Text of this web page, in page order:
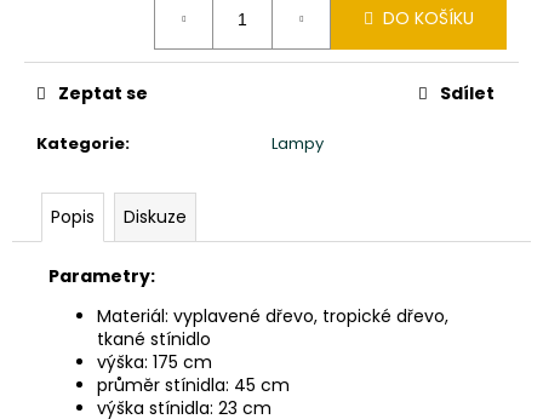
DO KOŠÍKU
Kategorie: Lampy
Zeptat se Sdílet
Popis Diskuze
Parametry:
Materiál: vyplavené dřevo, tropické dřevo,
tkané stínidlo
výška: 175 cm
průměr stínidla: 45 cm
výška stínidla: 23 cm
SOCHA
BUDDHA
PATINA
39
Kč